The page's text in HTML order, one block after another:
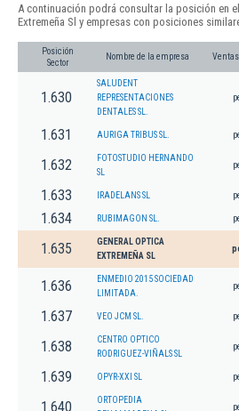
A continuación podrá consultar la posición en
Extremeña Sl y empresas con posiciones
Posición
Sector
Nombre de la empresa
1.630
SALUDENT
REPRESENTACIONES
DENTALES SL.
1.631 AURIGA TRIBUS SL.
1.632
FOTOSTUDIO HERNANDO
SL
1.633 IRADELANS SL
1.634 RUBIMAGON SL.
1.635
GENERAL OPTICA
EXTREMEÑA SL
1.636
ENMEDIO 2015 SOCIEDAD
LIMITADA.
1.637 VEO JCM SL.
1.638
CENTRO OPTICO
RODRIGUEZ-VIÑALS SL
1.639 OPYR-XXI SL
1.640
ORTOPEDIA